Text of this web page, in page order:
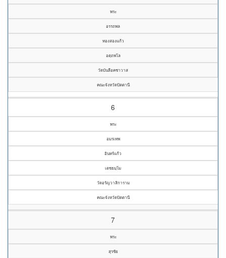
พระ
อรรถพล
ทองสองแก้ว
อตฺถพโล
วัดบันลือคชาวาส
คณะจังหวัดปัตตานี
6
พระ
อมรเทพ
อินทร์แก้ว
เตชธมฺโม
วัดอรัญวาสิการาม
คณะจังหวัดปัตตานี
7
พระ
สุรชัย